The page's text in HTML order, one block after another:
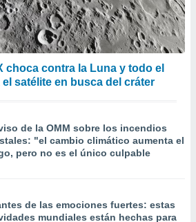
choca contra la Luna y todo el
satélite en busca del cráter
de la OMM sobre los incendios
"el cambio climático aumenta el
pero no es el único culpable
de las emociones fuertes: estas
mundiales están hechas para